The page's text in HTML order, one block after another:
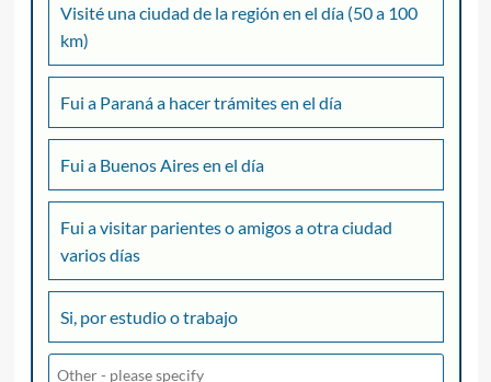
Visité una ciudad de la región en el día (50 a 100
km)
Fui a Paraná a hacer trámites en el día
Fui a Buenos Aires en el día
Fui a visitar parientes o amigos a otra ciudad
varios días
Si, por estudio o trabajo